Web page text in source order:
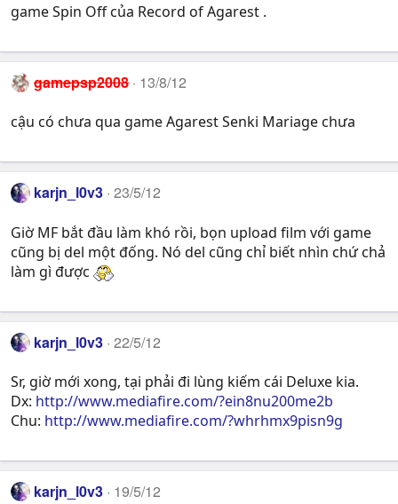
game Spin Off của Record of Agarest .
gamepsp2008 13/8/12
cậu có chưa qua game Agarest Senki Mariage chưa
karjn_l0v3 23/5/12
Giờ MF bắt đầu làm khó rồi, bọn upload film với game
cũng bị del một đống. Nó del cũng chỉ biết nhìn chứ chả
làm gì được
karjn_l0v3 22/5/12
Sr, giờ mới xong, tại phải đi lùng kiếm cái Deluxe kia.
Dx: http://www.mediafire.com/?ein8nu200me2b
Chu: http://www.mediafire.com/?whrhmx9pisn9g
karjn_l0v3 19/5/12